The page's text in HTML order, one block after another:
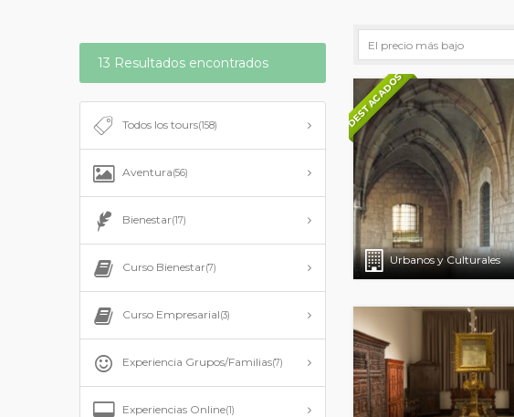
13 Resultados encontrados
Todos los tours(158)
Aventura(56)
Bienestar(17)
Curso Bienestar(7)
Curso Empresarial(3)
Experiencia Grupos/Familias(7)
Experiencias Online(1)
DESTACADOS
Urbanos y Culturales